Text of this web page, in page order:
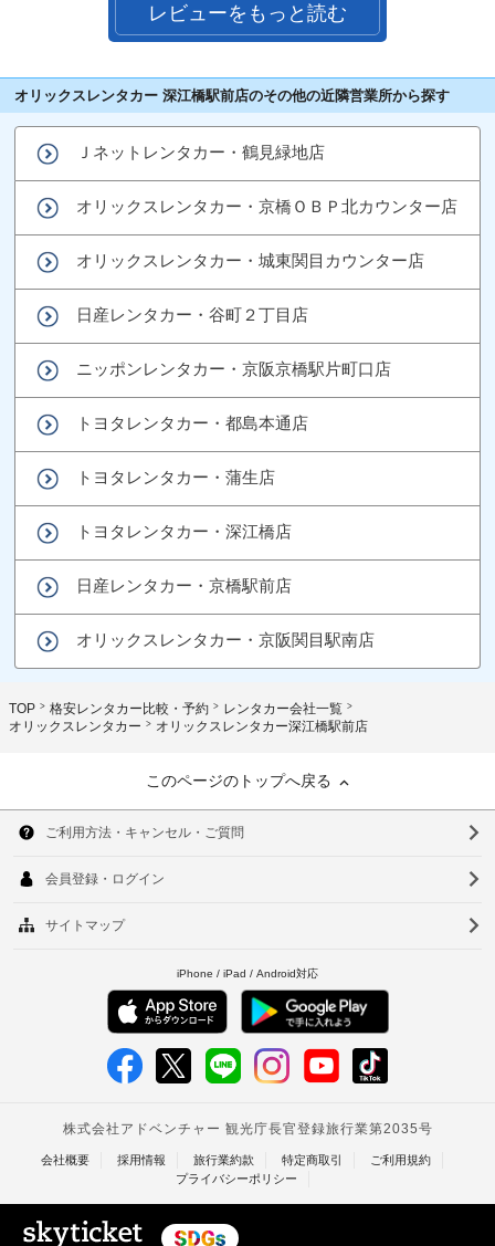
レビューをもっと読む
オリックスレンタカー 深江橋駅前店のその他の近隣営業所から探す
Ｊネットレンタカー・鶴見緑地店
オリックスレンタカー・京橋ＯＢＰ北カウンター店
オリックスレンタカー・城東関目カウンター店
日産レンタカー・谷町２丁目店
ニッポンレンタカー・京阪京橋駅片町口店
トヨタレンタカー・都島本通店
トヨタレンタカー・蒲生店
トヨタレンタカー・深江橋店
日産レンタカー・京橋駅前店
オリックスレンタカー・京阪関目駅南店
TOP 格安レンタカー比較・予約
レンタカー会社一覧
オリックスレンタカー
オリックスレンタカー深江橋駅前店
このページのトップへ戻る